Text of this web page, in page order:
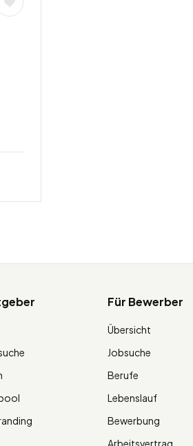
Für Bewerber
Übersicht
Jobsuche
Berufe
Lebenslauf
Bewerbung
Arbeitsvertrag